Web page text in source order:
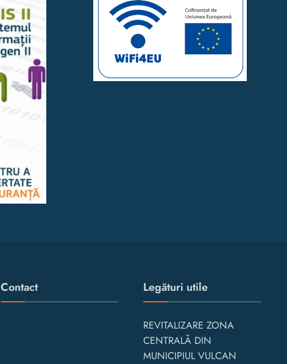
Contact Legături utile
REVITALIZARE ZONA
CENTRALĂ DIN
MUNICIPIUL VULCAN